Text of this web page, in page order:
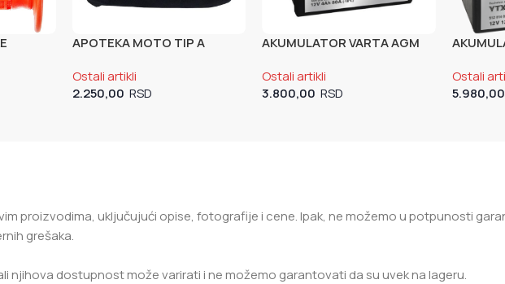
APOTEKA MOTO TIP A
Ostali artikli
2.250,00
AKUMULATOR VARTA AGM
Ostali artikli
3.800,00
Ostali
5.980,00
proizvodima, uključujući opise, fotografije i cene. Ipak, ne možemo u potpunosti
grešaka.
njihova dostupnost može varirati i ne možemo garantovati da su uvek na lageru.